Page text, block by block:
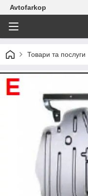
Avtofarkop
Товари та послуги